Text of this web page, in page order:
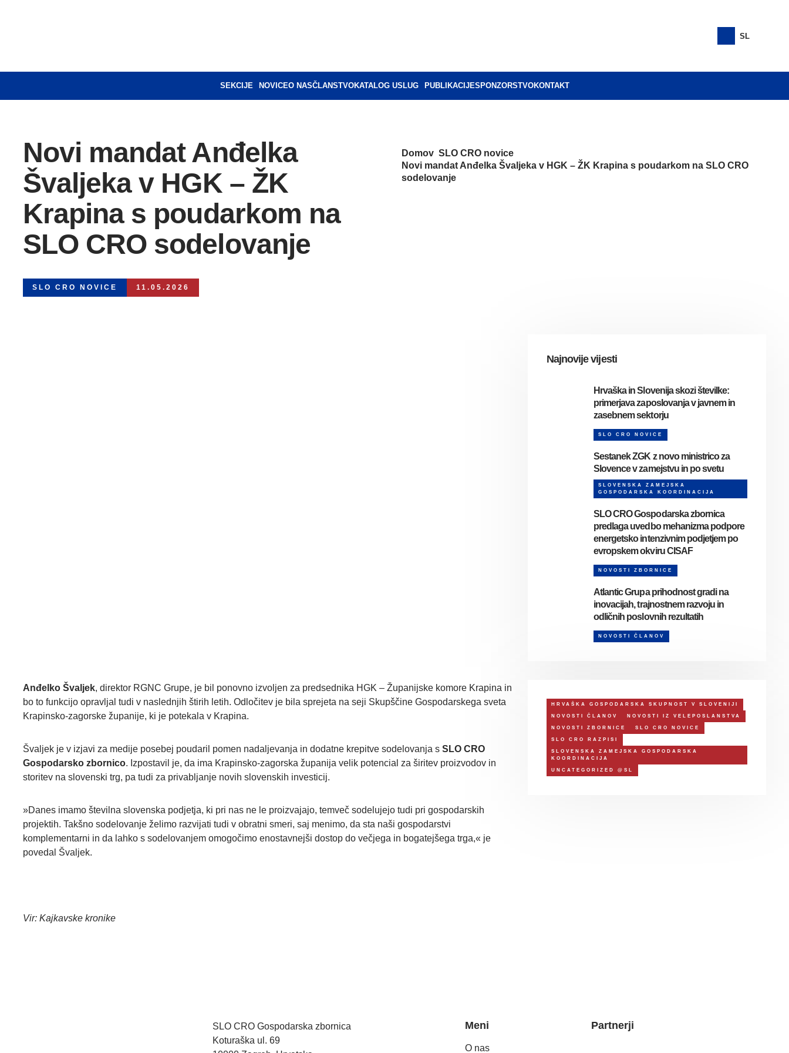
SL
SEKCIJE NOVICEO NASČLANSTVOKATALOG USLUG PUBLIKACIJESPONZORSTVOKONTAKT
Novi mandat Anđelka
Švaljeka v HGK – ŽK
Krapina s poudarkom na
SLO CRO sodelovanje
SLO CRO NOVICE 11.05.2026
Domov SLO CRO novice
Novi mandat Anđelka Švaljeka v HGK – ŽK Krapina s poudarkom na SLO CRO
sodelovanje
Anđelko Švaljek, direktor RGNC Grupe, je bil ponovno izvoljen za predsednika HGK – Županijske komore Krapina in
bo to funkcijo opravljal tudi v naslednjih štirih letih. Odločitev je bila sprejeta na seji Skupščine Gospodarskega sveta
Krapinsko-zagorske županije, ki je potekala v Krapina.
Švaljek je v izjavi za medije posebej poudaril pomen nadaljevanja in dodatne krepitve sodelovanja s SLO CRO
Gospodarsko zbornico. Izpostavil je, da ima Krapinsko-zagorska županija velik potencial za širitev proizvodov in
storitev na slovenski trg, pa tudi za privabljanje novih slovenskih investicij.
»Danes imamo številna slovenska podjetja, ki pri nas ne le proizvajajo, temveč sodelujejo tudi pri gospodarskih
projektih. Takšno sodelovanje želimo razvijati tudi v obratni smeri, saj menimo, da sta naši gospodarstvi
komplementarni in da lahko s sodelovanjem omogočimo enostavnejši dostop do večjega in bogatejšega trga,« je
povedal Švaljek.
Vir: Kajkavske kronike
Najnovije vijesti
Hrvaška in Slovenija skozi številke:
primerjava zaposlovanja v javnem in
zasebnem sektorju
SLO CRO NOVICE
Sestanek ZGK z novo ministrico za
Slovence v zamejstvu in po svetu
SLOVENSKA ZAMEJSKA
GOSPODARSKA KOORDINACIJA
SLO CRO Gospodarska zbornica
predlaga uvedbo mehanizma podpore
energetsko intenzivnim podjetjem po
evropskem okviru CISAF
NOVOSTI ZBORNICE
Atlantic Grupa prihodnost gradi na
inovacijah, trajnostnem razvoju in
odličnih poslovnih rezultatih
NOVOSTI ČLANOV
HRVAŠKA GOSPODARSKA SKUPNOST V SLOVENIJI
NOVOSTI ČLANOV NOVOSTI IZ VELEPOSLANSTVA
NOVOSTI ZBORNICE SLO CRO NOVICE
SLO CRO RAZPISI
SLOVENSKA ZAMEJSKA GOSPODARSKA
KOORDINACIJA
UNCATEGORIZED @SL
SLO CRO Gospodarska zbornica
Koturaška ul. 69
Meni
O nas
Partnerji